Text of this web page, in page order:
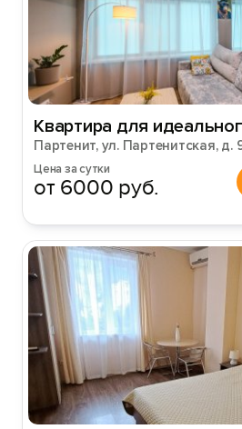
Квартира для
Партенит, ул. Партенитская, д.
Цена за сутки
от 6000 руб.
Вход на
Войти или